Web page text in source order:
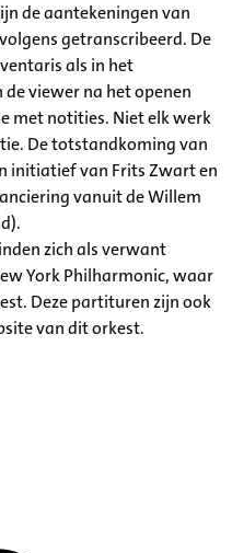
de aantekeningen van
getranscribeerd. De
als in het
viewer na het openen
met notities. Niet elk werk
De totstandkoming van
initiatief van Frits Zwart en
vanuit de Willem
zich als verwant
York Philharmonic, waar
Deze partituren zijn ook
van dit orkest.